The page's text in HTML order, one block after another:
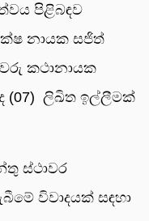
පිළිබඳව
නායක සජිත්
කථානායක
(07) ලිඛිත ඉල්ලීමක්
ස්ථාවර
විවාදයක් සඳහා